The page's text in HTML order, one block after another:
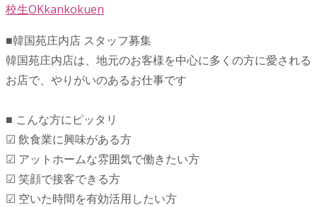
校生OKkankokuen
■韓国苑庄内店 スタッフ募集
韓国苑庄内店は、地元のお客様を中心に多くの方に愛される
お店で、やりがいのあるお仕事です
■ こんな方にピッタリ
☑︎ 飲食業に興味がある方
☑︎ アットホームな雰囲気で働きたい方
☑︎ 笑顔で接客できる方
☑︎ 空いた時間を有効活用したい方